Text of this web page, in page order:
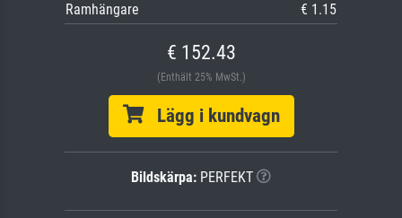
Ramhängare
€ 1.15
€ 152.43
(Enthält 25% MwSt.)
Lägg i kundvagn
Bildskärpa: PERFEKT